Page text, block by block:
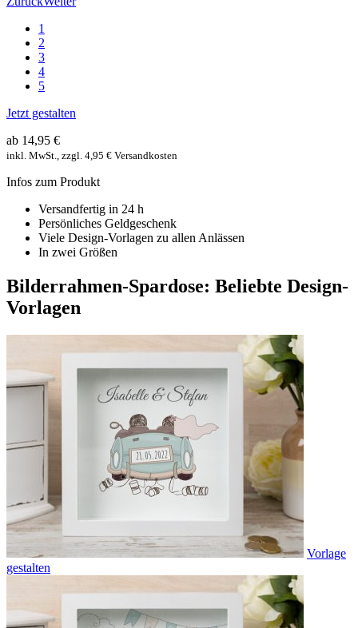
1
2
3
4
5
Jetzt gestalten
ab 14,95 €
inkl. MwSt., zzgl. 4,95 € Versandkosten
Infos zum Produkt
Versandfertig in 24 h
Persönliches Geldgeschenk
Viele Design-Vorlagen zu allen Anlässen
In zwei Größen
Bilderrahmen-Spardose: Beliebte Design-
Vorlagen
Vorlage
gestalten